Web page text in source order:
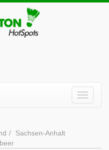
Sachsen-Anhalt